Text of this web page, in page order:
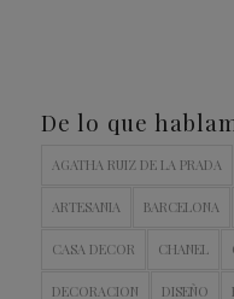
De lo que
AGATHA RUIZ DE LA PRADA
ARTESANIA BARCELONA
CASA DECOR CHANEL
DECORACION DISEÑO